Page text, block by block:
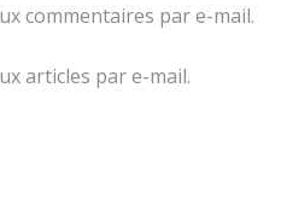
commentaires par e-mail.
articles par e-mail.